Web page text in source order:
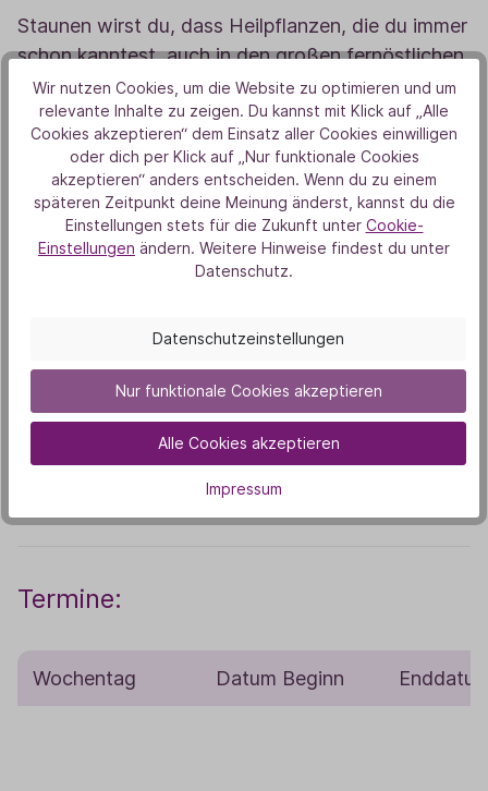
Staunen wirst du, dass Heilpflanzen, die du immer
schon kanntest, auch in den großen fernöstlichen
Gesundheitssystemen verwendet werden.
Erlebe, wie du selbst ein paar kleine Tipps aus den
großen Energiesystemen für dich anwenden
kannst. Diese Gartenführung ist eine sinnliche
Reise nach Fernost – voller Düfte und Inspiration.
Du lernst, die Sprache der Pflanzen neu kennen
dir neue Perspektiven und tiefere Verbindungen
zur Natur.
Fernöstliche Weisheit trifft westliche
Aromatherapie – erlebe Balance, die du
Termine:
Wochentag Datum Beginn
Wir nutzen Cookies, um die Website zu optimieren und um
relevante Inhalte zu zeigen. Du kannst mit Klick auf „Alle
Cookies akzeptieren“ dem Einsatz aller Cookies einwilligen
oder dich per Klick auf „Nur funktionale Cookies
akzeptieren“ anders entscheiden. Wenn du zu einem
späteren Zeitpunkt deine Meinung änderst, kannst du die
Einstellungen stets für die Zukunft unter Cookie-
Einstellungen ändern. Weitere Hinweise findest du unter
Datenschutz.
Datenschutzeinstellungen
Nur funktionale Cookies akzeptieren
Alle Cookies akzeptieren
Impressum